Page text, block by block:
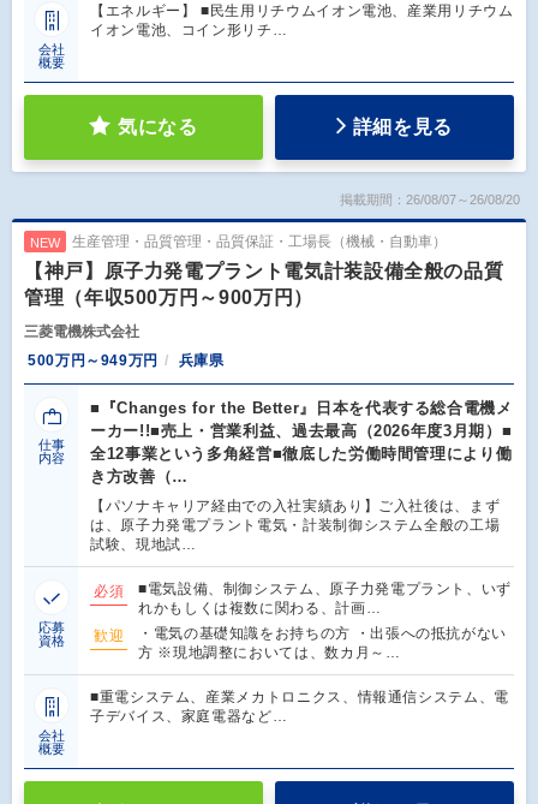
会社
概要
【エネルギー】 ■民生用リチウムイオン電池、産業用リチウム
イオン電池、コイン形リチ…
気になる 詳細を見る
掲載期間：26/08/07～26/08/20
NEW 生産管理・品質管理・品質保証・工場長（機械・自動車）
【神戸】原子力発電プラント電気計装設備全般の品質
管理（年収500万円～900万円）
三菱電機株式会社
500万円～949万円
兵庫県
仕事
内容
■『Changes for the Better』日本を代表する総合電機メ
ーカー!!■売上・営業利益、過去最高（2026年度3月期）■
全12事業という多角経営■徹底した労働時間管理により働
き方改善（…
【パソナキャリア経由での入社実績あり】ご入社後は、まず
は、原子力発電プラント電気・計装制御システム全般の工場
試験、現地試…
応募
資格
必須
■電気設備、制御システム、原子力発電プラント、いず
れかもしくは複数に関わる、計画…
歓迎
・電気の基礎知識をお持ちの方 ・出張への抵抗がない
方 ※現地調整においては、数カ月～…
会社
概要
■重電システム、産業メカトロニクス、情報通信システム、電
子デバイス、家庭電器など…